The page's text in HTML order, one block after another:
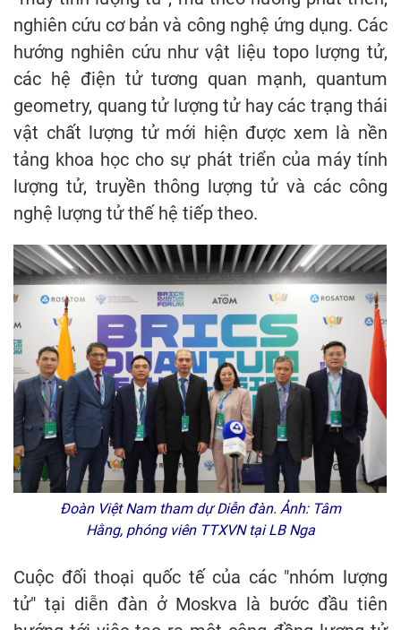
nghiên cứu cơ bản và công nghệ ứng dụng. Các
hướng nghiên cứu như vật liệu topo lượng tử,
các hệ điện tử tương quan mạnh, quantum
geometry, quang tử lượng tử hay các trạng thái
vật chất lượng tử mới hiện được xem là nền
tảng khoa học cho sự phát triển của máy tính
lượng tử, truyền thông lượng tử và các công
nghệ lượng tử thế hệ tiếp theo.
Đoàn Việt Nam tham dự Diễn đàn. Ảnh: Tâm
Hằng, phóng viên TTXVN tại LB Nga
Cuộc đối thoại quốc tế của các "nhóm lượng
tử" tại diễn đàn ở Moskva là bước đầu tiên